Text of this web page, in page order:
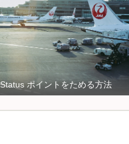
ポイントをためる方法